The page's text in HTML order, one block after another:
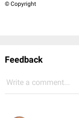
© Copyright
Feedback
Write a comment...